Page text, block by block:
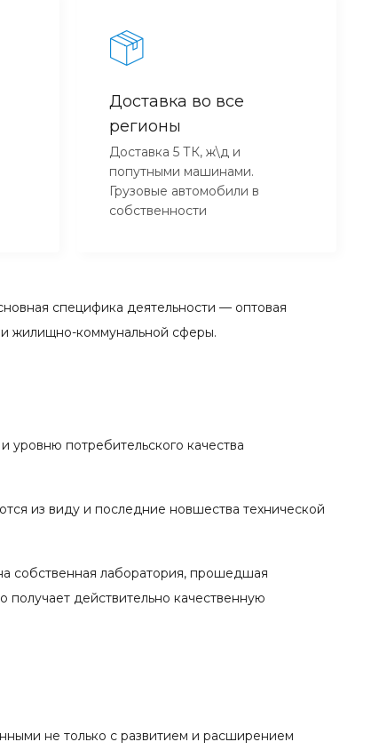
Доставка во все
регионы
Доставка 5 ТК, ж\д и
попутными машинами.
Грузовые автомобили в
собственности
специфика деятельности — оптовая
и жилищно-коммунальной сферы.
уровню потребительского качества
из виду и последние новшества технической
собственная лаборатория, прошедшая
действительно качественную
не только с развитием и расширением